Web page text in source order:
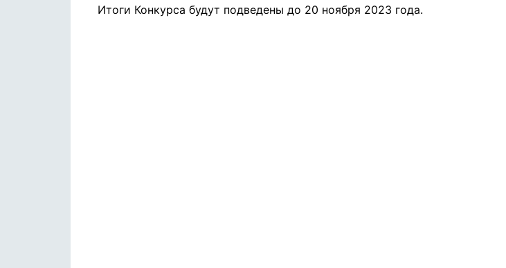
Итоги Конкурса будут подведены до 20 ноября 2023 года.